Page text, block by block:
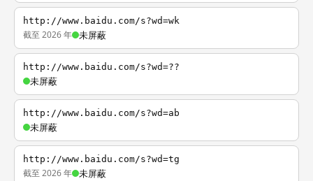
http://www.baidu.com/s?wd=wk
截至 2026 年 未屏蔽
http://www.baidu.com/s?wd=??
未屏蔽
http://www.baidu.com/s?wd=ab
未屏蔽
http://www.baidu.com/s?wd=tg
截至 2026 年 未屏蔽